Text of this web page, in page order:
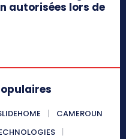
autorisées lors de
CAMEROUN